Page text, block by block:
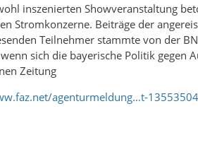
inszenierten Showveranstaltung
Stromkonzerne. Beiträge der
Teilnehmer stammte von der
sich die bayerische Politik gegen
Zeitung
agenturmeldung…t-